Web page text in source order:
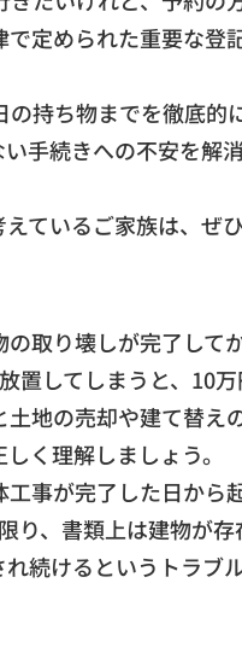
定められた重要な登
持ち物までを徹底的
手続きへの不安を解消
ているご家族は、ぜひ
取り壊しが完了して
置してしまうと、10万
地の売却や建て替え
く理解しましょう。
事が完了した日から
り、書類上は建物が存
続けるというトラブ